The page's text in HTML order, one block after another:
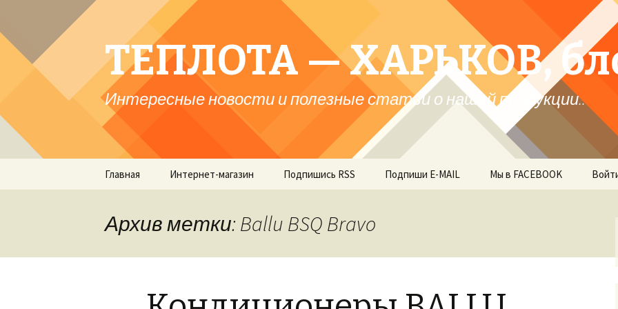
ТЕПЛОТА — ХАРЬКОВ,
Интересные новости и полезные статьи о нашей продукции..
Перейти
Главная Интернет-магазин Подпишись RSS Подпиши E-MAIL Мы в FACEBOOK
Архив метки: Ballu BSQ Bravo